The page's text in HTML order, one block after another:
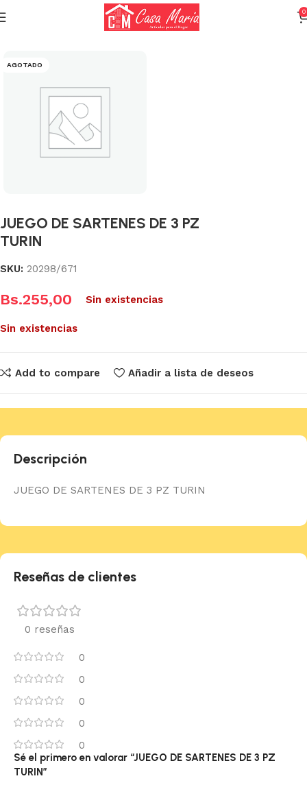
0
Calderas, Ollas y Sartenes Sartenes
AGOTADO
JUEGO DE SARTENES DE 3 PZ
TURIN
SKU: 20298/671
Bs.255,00 Sin existencias
Sin existencias
Add to compare Añadir a lista de deseos
Descripción
JUEGO DE SARTENES DE 3 PZ TURIN
Reseñas de clientes
0 reseñas
0
0
0
0
0
Sé el primero en valorar “JUEGO DE SARTENES DE 3 PZ
TURIN”